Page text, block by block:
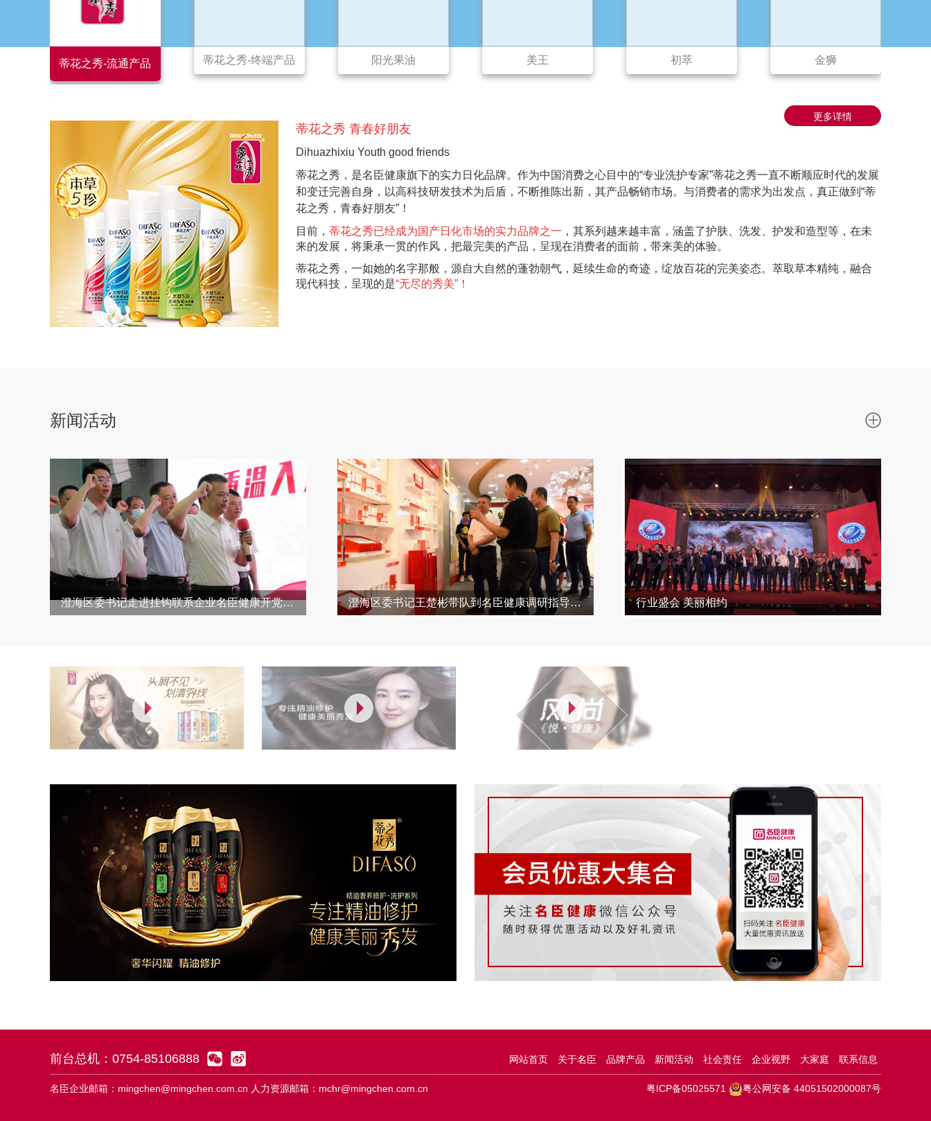
蒂花之秀-终端产品 阳光果油 美王 初萃 金狮 利口健
更多详情
蒂花之秀 青春好朋友
Dihuazhixiu Youth good friends
蒂花之秀，是名臣健康旗下的实力日化品牌。作为中国消费之心目中的“专业洗护专家”蒂花之秀一直不断顺应时代的发展
和变迁完善自身，以高科技研发技术为后盾，不断推陈出新，其产品畅销市场。 与消费者的需求为出发点，真正做到“蒂
花之秀，青春好朋友”！
目前， 蒂花之秀已经成为国产日化市场的实力品牌之一 ，其系列越来越丰富，涵盖了护肤、洗发、护发和造型等，在未
来的发展，将秉承一贯的作风，把最完美的产品，呈现在消费者的面前，带来美的体验。
蒂花之秀，一如她的名字那般，源自大自然的蓬勃朝气，延续生命的奇迹，绽放百花的完美姿态。萃取草本精纯，融合
现代科技，呈现的是“无尽的秀美”！

新闻活动
澄海区委书记走进挂钩联系企业名臣健康开党… 澄海区委书记王楚彬带队到名臣健康调研指导… 行业盛会 美丽相约
前台总机：0754-85106888   网站首页 关于名臣 品牌产品 新闻活动 社会责任 企业视野 大家庭 联系信息
名臣企业邮箱：mingchen@mingchen.com.cn 人力资源邮箱：mchr@mingchen.com.cn 粤ICP备05025571 粤公网安备 44051502000087号